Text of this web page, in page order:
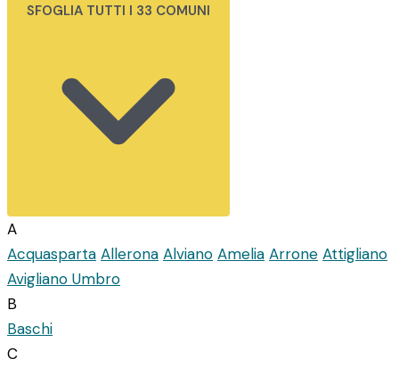
SFOGLIA TUTTI I 33 COMUNI
A
Acquasparta Allerona Alviano Amelia Arrone Attigliano
Avigliano Umbro
B
Baschi
C